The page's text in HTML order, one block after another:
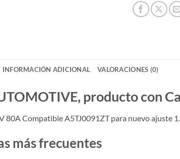
INFORMACIÓN ADICIONAL VALORACIONES (0)
producto con
80A Compatible A5TJ0091ZT para nuevo ajuste
más frecuentes